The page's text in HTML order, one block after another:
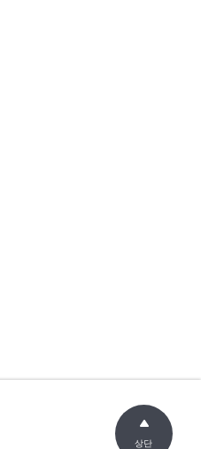
상단